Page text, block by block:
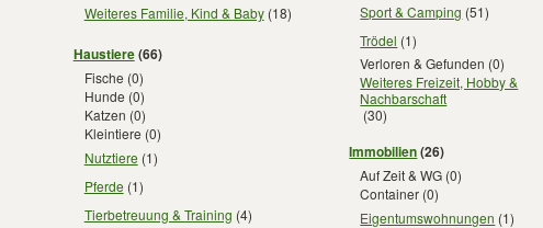
Weiteres Familie, Kind & Baby(18)
Haustiere(66)
Fische (0)
Hunde (0)
Katzen (0)
Kleintiere (0)
Nutztiere (1)
Pferde (1)
Tierbetreuung & Training (4)
Sport & Camping (51)
Trödel (1)
Verloren & Gefunden (0)
Weiteres Freizeit, Hobby &
Nachbarschaft
(30)
Immobilien(26)
Auf Zeit & WG (0)
Container (0)
Eigentumswohnungen (1)